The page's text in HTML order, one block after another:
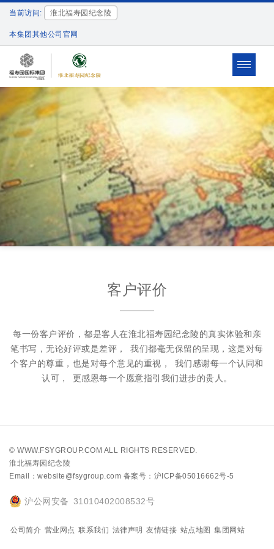
当前访问: 淮北福寿园纪念陵
本集团其他公司官网
Toggle
客户评价
每一份客户评价，都是客人在淮北福寿园纪念陵的真实体验和亲
笔书写，无论好评或是差评，
我们都毫无保留的呈现，这是对每
个客户的尊重，也是对每个意见的重视，
我们感谢每一个认同和
认可，
更感恩每一个愿意指引我们进步的贵人。
© WWW.FSYGROUP.COM ALL RIGHTS RESERVED.
淮北福寿园纪念陵
Email：website@fsygroup.com 备案号：沪ICP备05016662号-5
沪公网安备 31010402008532号
公司简介 营业网点 联系我们 法律声明 友情链接 站点地图 集团网站